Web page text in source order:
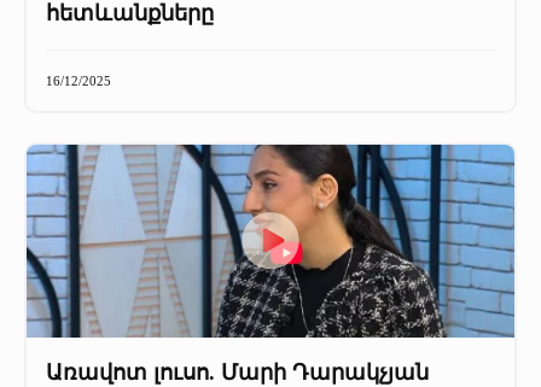
հետևանքները
16/12/2025
Առավոտ լուսո. Մարի Դարակչյան